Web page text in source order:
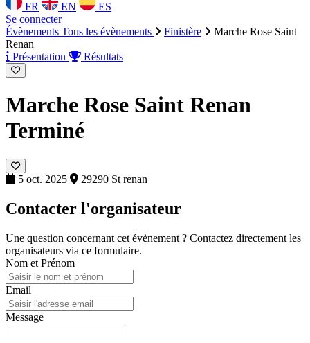
FR EN
ES
Se connecter
Évènements Tous les évènements Finistère
Marche Rose Saint
Renan
Présentation
Résultats
Marche Rose Saint Renan
Terminé
5 oct. 2025 29290 St renan
Contacter l'organisateur
Une question concernant cet évènement ? Contactez directement les
organisateurs via ce formulaire.
Nom et Prénom
Email
Message